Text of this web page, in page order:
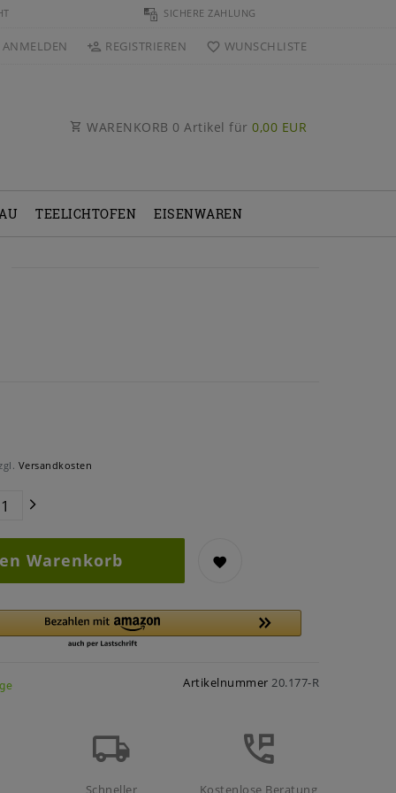
SICHERE ZAHLUNG
ANMELDEN REGISTRIEREN WUNSCHLISTE
WARENKORB 0 Artikel für 0,00 EUR
TEELICHTOFEN EISENWAREN
Versandkosten
Warenkorb
Artikelnummer 20.177-R